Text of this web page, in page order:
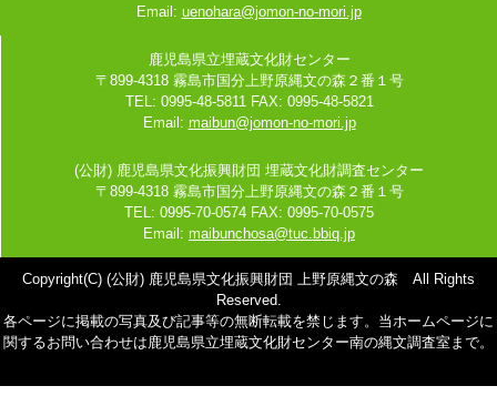
Email: uenohara@jomon-no-mori.jp
鹿児島県立埋蔵文化財センター
〒899-4318 霧島市国分上野原縄文の森２番１号
TEL: 0995-48-5811 FAX: 0995-48-5821
Email: maibun@jomon-no-mori.jp
(公財) 鹿児島県文化振興財団 埋蔵文化財調査センター
〒899-4318 霧島市国分上野原縄文の森２番１号
TEL: 0995-70-0574 FAX: 0995-70-0575
Email: maibunchosa@tuc.bbiq.jp
Copyright(C) (公財) 鹿児島県文化振興財団 上野原縄文の森 All Rights
Reserved.
各ページに掲載の写真及び記事等の無断転載を禁じます。当ホームページに
関するお問い合わせは鹿児島県立埋蔵文化財センター南の縄文調査室まで。